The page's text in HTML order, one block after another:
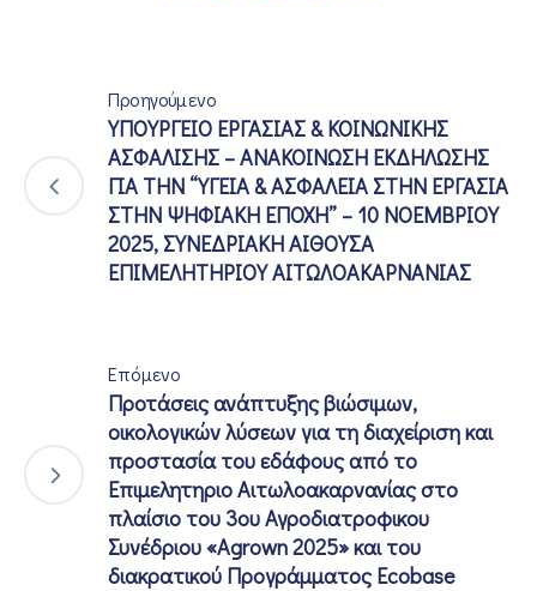
Προηγούμενο
ΥΠΟΥΡΓΕΙΟ ΕΡΓΑΣΙΑΣ & ΚΟΙΝΩΝΙΚΗΣ
ΑΣΦΑΛΙΣΗΣ – ΑΝΑΚΟΙΝΩΣΗ ΕΚΔΗΛΩΣΗΣ
ΓΙΑ ΤΗΝ “ΥΓΕΙΑ & ΑΣΦΑΛΕΙΑ ΣΤΗΝ ΕΡΓΑΣΙΑ
ΣΤΗΝ ΨΗΦΙΑΚΗ ΕΠΟΧΗ” – 10 ΝΟΕΜΒΡΙΟΥ
2025, ΣΥΝΕΔΡΙΑΚΗ ΑΙΘΟΥΣΑ
ΕΠΙΜΕΛΗΤΗΡΙΟΥ ΑΙΤΩΛΟΑΚΑΡΝΑΝΙΑΣ
Επόμενο
Προτάσεις ανάπτυξης βιώσιμων,
οικολογικών λύσεων για τη διαχείριση και
προστασία του εδάφους από το
Επιμελητηριο Αιτωλοακαρνανίας στο
πλαίσιο του 3ου Αγροδιατροφικου
Συνέδριου «Agrown 2025» και του
διακρατικού Προγράμματος Ecobase